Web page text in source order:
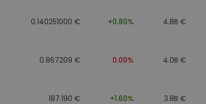
0.140251000 € +0.80% 4.8B €
0.867209 € 0.00% 4.0B €
187.190 € +1.60% 3.8B €